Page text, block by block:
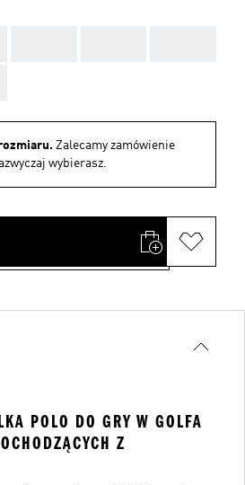
Zalecamy zamówienie
wybierasz.
POLO DO GRY W GOLFA
Z